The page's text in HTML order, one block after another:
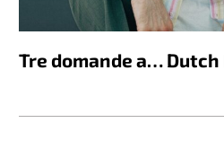
Tre domande a… Dutch